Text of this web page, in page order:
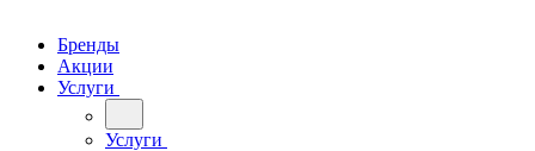
Бренды
Акции
Услуги
Услуги